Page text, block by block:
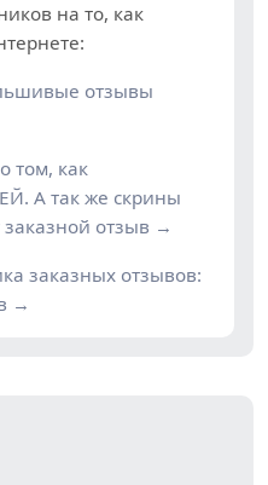
на то, как
отзывы
том, как
А так же скрины
заказной отзыв →
заказных отзывов:
→